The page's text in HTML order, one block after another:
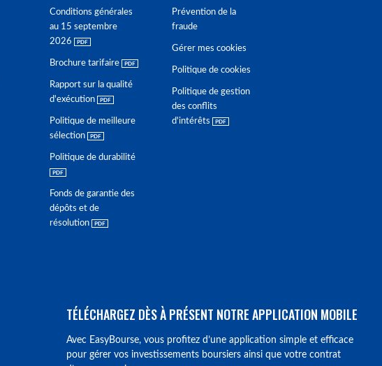
Conditions générales
au 15 septembre
2026
Brochure tarifaire
Rapport sur la qualité
d'exécution
Politique de meilleure
sélection
Politique de durabilité
Fonds de garantie des
dépôts et de
résolution
Prévention de la
fraude
Gérer mes cookies
Politique de cookies
Politique de gestion
des conflits
d'intérêts
TÉLÉCHARGEZ DÈS À PRÉSENT NOTRE APPLICATION MOBILE
Avec EasyBourse, vous profitez d’une application simple et efficace
pour gérer vos investissements boursiers ainsi que votre contrat